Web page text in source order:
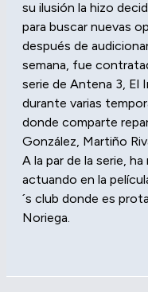
su ilusión la hizo
para buscar nuevas
después de
semana, fue
serie de Antena 3, El
durante varias
donde comparte
González, Martiño
A la par de la serie,
actuando en la
´s club donde es
Noriega.